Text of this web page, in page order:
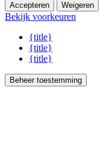
Accepteren Weigeren
Bekijk voorkeuren
{title}
{title}
{title}
Beheer toestemming